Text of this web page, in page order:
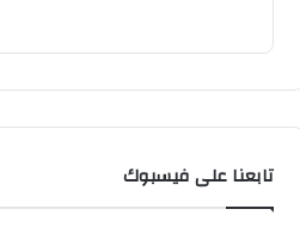
تابعنا على فيسبوك